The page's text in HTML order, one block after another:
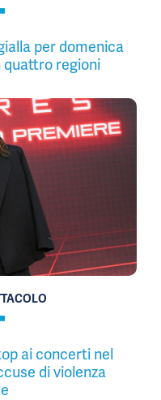
per domenica
quattro regioni
ai concerti nel
di violenza